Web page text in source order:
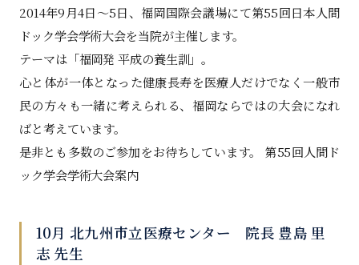
2014年9月4日～5日、福岡国際会議場にて第55回日本人間
ドック学会学術大会を当院が主催します。
テーマは「福岡発 平成の養生訓」。
心と体が一体となった健康長寿を医療人だけでなく一般市
民の方々も一緒に考えられる、福岡ならではの大会になれ
ばと考えています。
是非とも多数のご参加をお待ちしています。 第55回人間ド
ック学会学術大会案内
10月 北九州市立医療センター 院長 豊島 里
志 先生